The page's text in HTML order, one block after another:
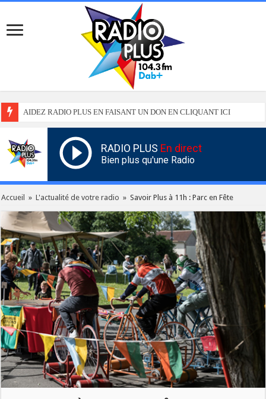
AIDEZ RADIO PLUS EN FAISANT UN DON EN CLIQUANT ICI
RADIO PLUS En direct
Bien plus qu'une Radio
Accueil » L'actualité de votre radio » Savoir Plus à 11h : Parc en Fête